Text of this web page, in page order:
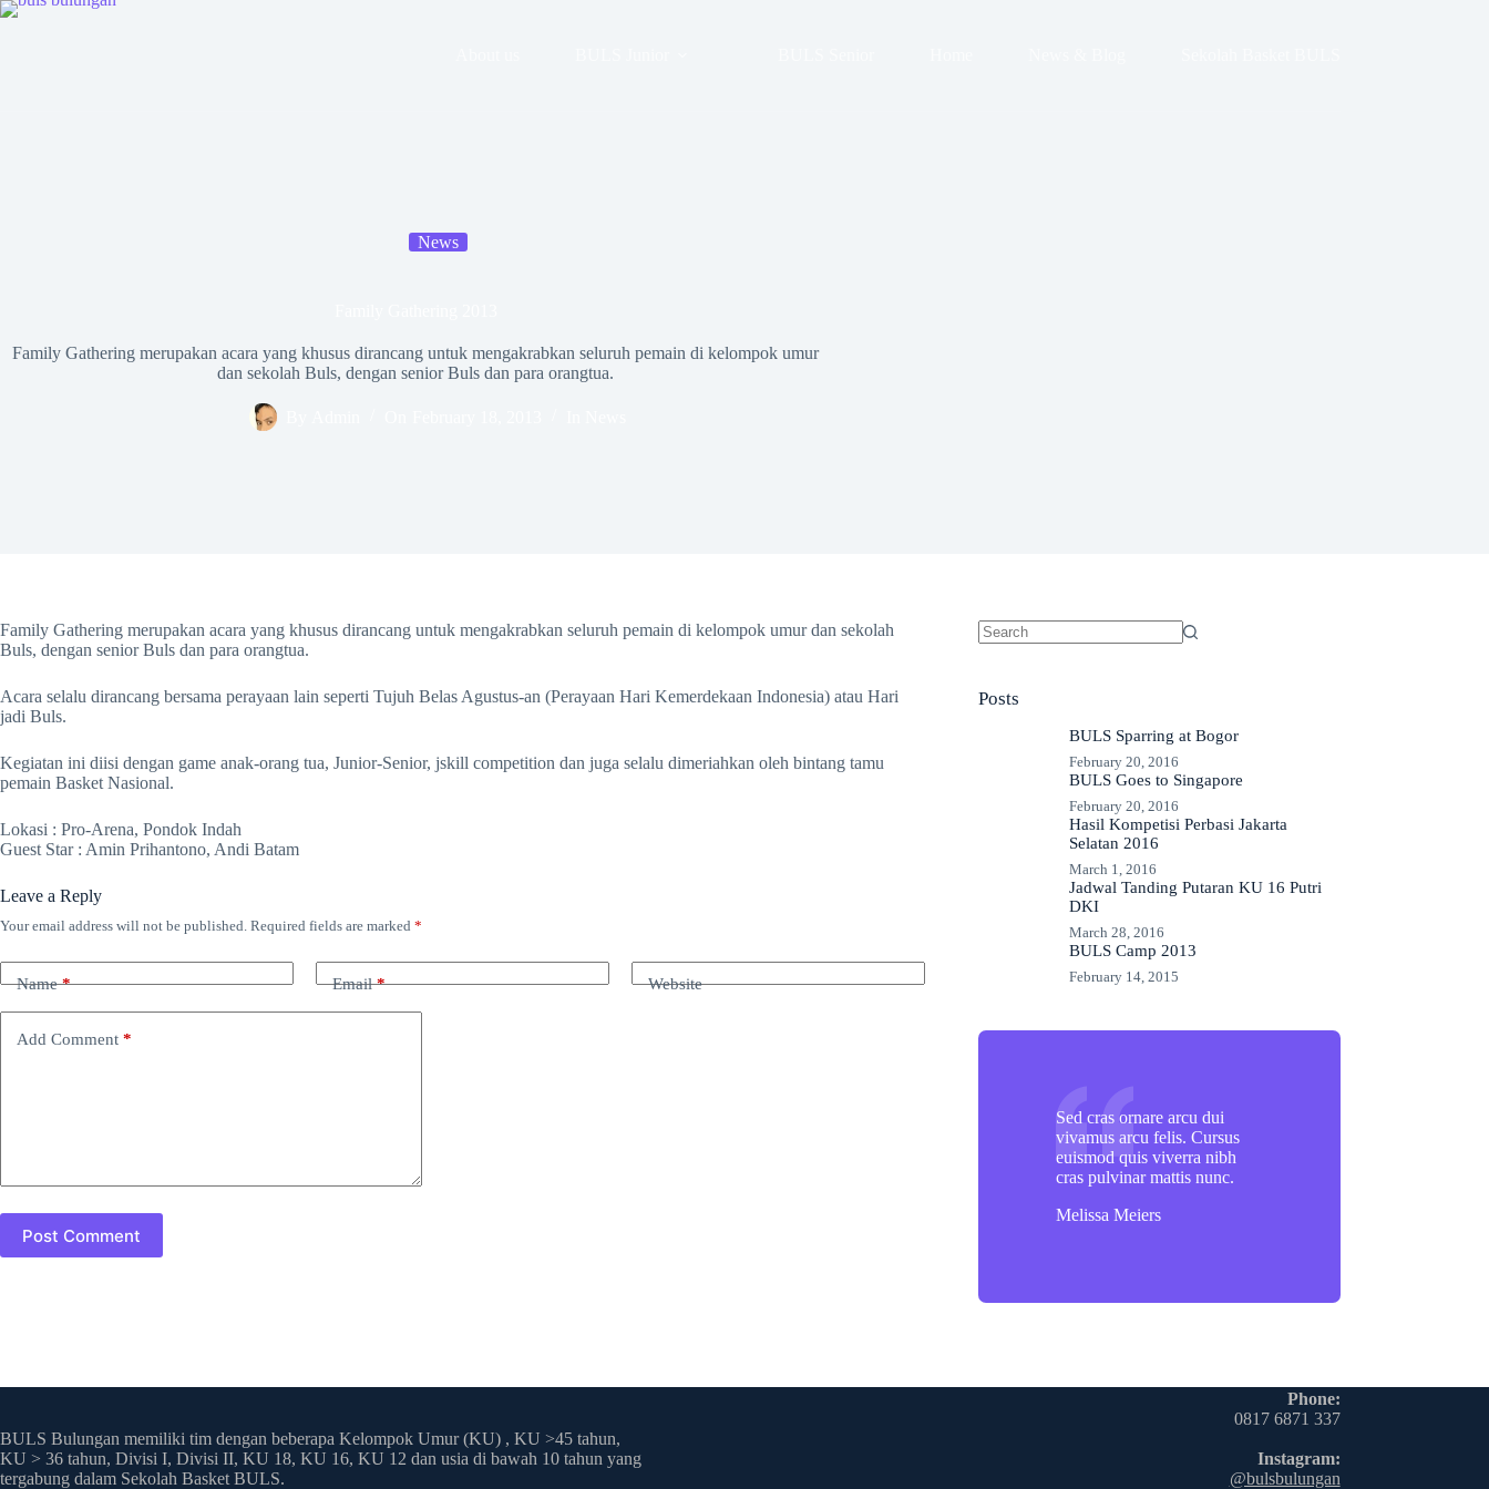
Skip
News
Family Gathering merupakan acara yang khusus dirancang untuk mengakrabkan seluruh pemain di kelompok umur
dan sekolah Buls, dengan senior Buls dan para orangtua.
Family Gathering merupakan acara yang khusus dirancang untuk mengakrabkan seluruh pemain di kelompok umur dan sekolah
Buls, dengan senior Buls dan para orangtua.
Acara selalu dirancang bersama perayaan lain seperti Tujuh Belas Agustus‐an (Perayaan Hari Kemerdekaan Indonesia) atau Hari
jadi Buls.
Kegiatan ini diisi dengan game anak‐orang tua, Junior‐Senior, jskill competition dan juga selalu dimeriahkan oleh bintang tamu
pemain Basket Nasional.
Lokasi : Pro‐Arena, Pondok Indah
Guest Star : Amin Prihantono, Andi Batam
Leave a Reply
Your email address will not be published. Required fields are marked *
Name* Email* Website
Add Comment *
Post Comment
Posts
BULS Sparring at Bogor
February 20, 2016
BULS Goes to Singapore
February 20, 2016
Hasil Kompetisi Perbasi Jakarta
Selatan 2016
March 1, 2016
Jadwal Tanding Putaran KU 16 Putri
DKI
March 28, 2016
BULS Camp 2013
February 14, 2015
Sed cras ornare arcu dui
vivamus arcu felis. Cursus
euismod quis viverra nibh
cras pulvinar mattis nunc.
Melissa Meiers
BULS Bulungan memiliki tim dengan beberapa Kelompok Umur (KU) , KU >45 tahun,
KU > 36 tahun, Divisi I, Divisi II, KU 18, KU 16, KU 12 dan usia di bawah 10 tahun yang
tergabung dalam Sekolah Basket BULS.
Phone:
0817 6871 337
Instagram:
@bulsbulungan